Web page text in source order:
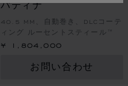
パティナ
40.5 MM、自動巻き、DLCコーテ
ィング ルーセントスティール™
¥ 1,804,000
お問い合わせ